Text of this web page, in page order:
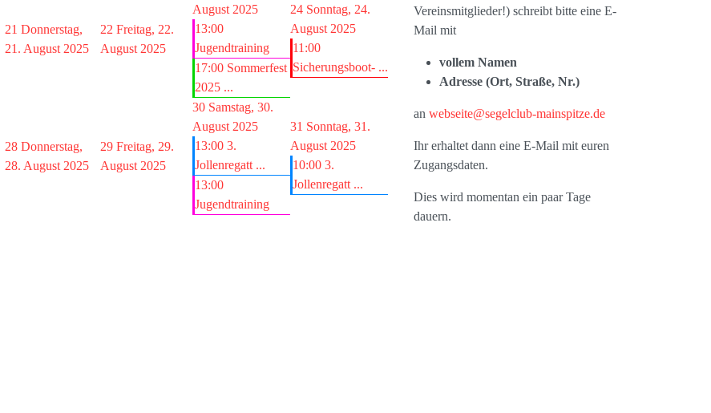
21 Donnerstag,
21. August 2025
22 Freitag, 22.
August 2025
August 2025
13:00
Jugendtraining
17:00 Sommerfest
2025 ...
24 Sonntag, 24.
August 2025
11:00
Sicherungsboot- ...
28 Donnerstag,
28. August 2025
29 Freitag, 29.
August 2025
30 Samstag, 30.
August 2025
13:00 3.
Jollenregatt ...
13:00
Jugendtraining
31 Sonntag, 31.
August 2025
10:00 3.
Jollenregatt ...
Vereinsmitglieder!) schreibt bitte eine E-
Mail mit
vollem Namen
Adresse (Ort, Straße, Nr.)
an webseite@segelclub-mainspitze.de
Ihr erhaltet dann eine E-Mail mit euren
Zugangsdaten.
Dies wird momentan ein paar Tage
dauern.